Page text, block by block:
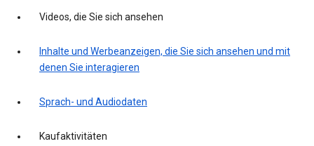
Videos, die Sie sich ansehen
Inhalte und Werbeanzeigen, die Sie sich ansehen und mit
denen Sie interagieren
Sprach- und Audiodaten
Kaufaktivitäten